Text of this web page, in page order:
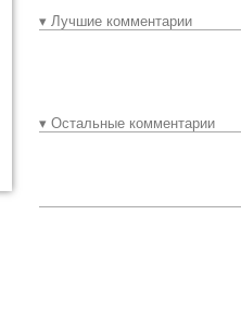
▾ Лучшие комментарии
▾ Остальные комментарии